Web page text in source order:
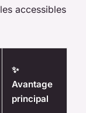
accessibles
✨
Avantage
principal